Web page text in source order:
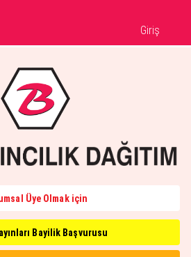
Giriş
Üye Olmak için
Bayilik Başvurusu